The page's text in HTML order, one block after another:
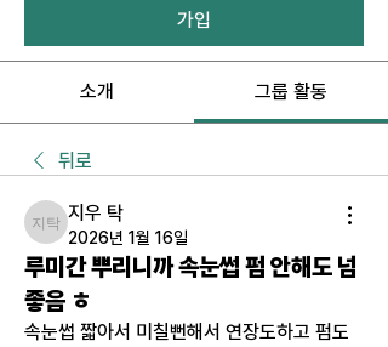
가입
소개 그룹 활동
뒤로
지우 탁
지우 탁
2026년 1월 16일
루미간 뿌리니까 속눈썹 펌 안해도 넘
좋음 ㅎ
속눈썹 짧아서 미칠뻔해서 연장도하고 펌도